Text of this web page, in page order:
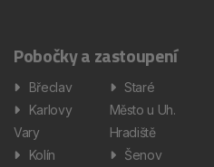
Pobočky a zastoupení
Břeclav
Karlovy
Vary
Kolín
Staré
Město u Uh.
Hradiště
Šenov